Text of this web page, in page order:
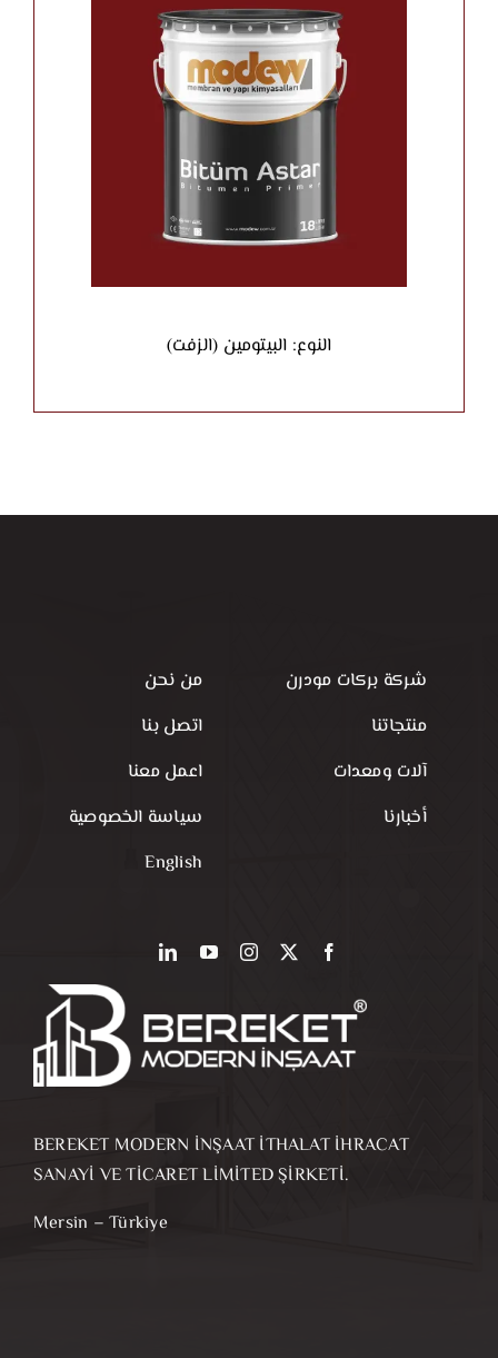
النوع: البيتومين (الزفت)
شركة بركات مودرن
منتجاتنا
آلات ومعدات
أخبارنا
من نحن
اتصل بنا
اعمل معنا
سياسة الخصوصية
English
BEREKET MODERN İNŞAAT İTHALAT İHRACAT
SANAYİ VE TİCARET LİMİTED ŞİRKETİ.
Mersin – Türkiye